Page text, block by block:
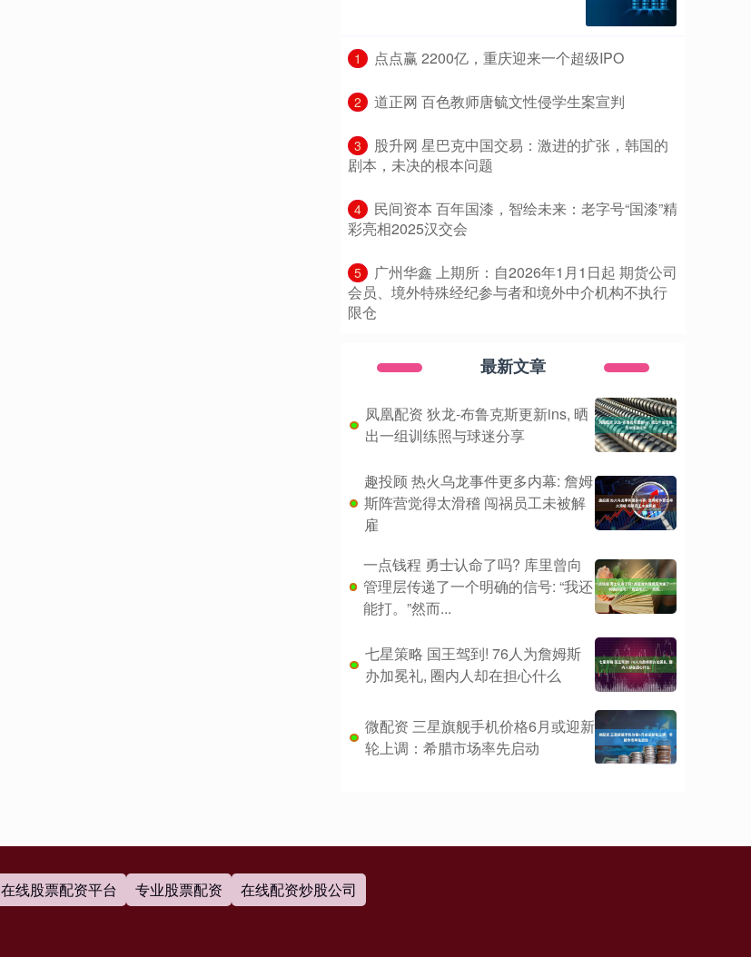
1 ​点点赢 2200亿，重庆迎来一个超级IPO
2 ​道正网 百色教师唐毓文性侵学生案宣判
3
​股升网 星巴克中国交易：激进的扩张，韩国的
剧本，未决的根本问题
4
​民间资本 百年国漆，智绘未来：老字号“国漆”精
彩亮相2025汉交会
5
​广州华鑫 上期所：自2026年1月1日起 期货公司
会员、境外特殊经纪参与者和境外中介机构不执行
限仓
最新文章
凤凰配资 狄龙-布鲁克斯更新ins, 晒
出一组训练照与球迷分享
趣投顾 热火乌龙事件更多内幕: 詹姆
斯阵营觉得太滑稽 闯祸员工未被解
雇
一点钱程 勇士认命了吗? 库里曾向
管理层传递了一个明确的信号: “我还
能打。”然而...
七星策略 国王驾到! 76人为詹姆斯
办加冕礼, 圈内人却在担心什么
微配资 三星旗舰手机价格6月或迎新
轮上调：希腊市场率先启动
在线股票配资平台 专业股票配资 在线配资炒股公司